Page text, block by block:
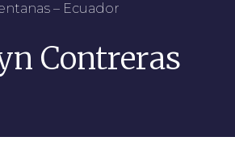
– Ecuador
Contreras